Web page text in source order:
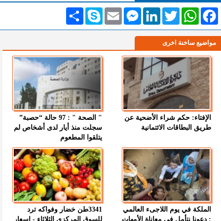
انشر Skype Email
MessengerLinkedInTwitterWhatsAppFacebook
مواضيع ساخنة اخرى
الإفتاء: حكم شراء الأضحية عن
طريق البطاقات الائتمانية
" الصحة " : 97 حالة “حصبة”
سجلت منذ أيار لدى أشخاص لم
يتلقوا المطعوم
الملكة في يوم اللاجىء العالمي
: دعونا نتأمل في معاناة الأمهات
3341طن خضار وفواكه ترد
للسوق المركزي الثلاثاء - اسعار